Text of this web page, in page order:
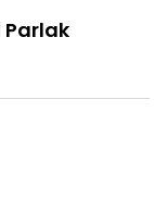
Parlak